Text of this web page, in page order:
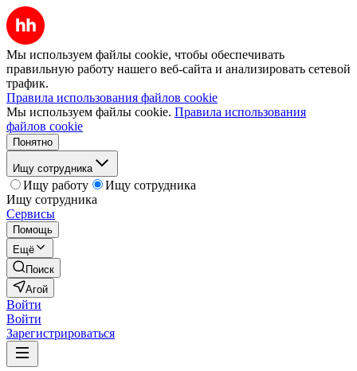
Мы используем файлы cookie, чтобы обеспечивать
правильную работу нашего веб-сайта и анализировать сетевой
трафик.
Правила использования файлов cookie
Мы используем файлы cookie. Правила использования
файлов cookie
Понятно
Ищу сотрудника
Ищу работу
Ищу сотрудника
Ищу сотрудника
Сервисы
Помощь
Ещё
Поиск
Агой
Войти
Войти
Зарегистрироваться